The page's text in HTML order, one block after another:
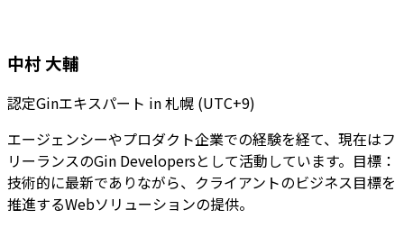
中村 大輔
認定Ginエキスパート in札幌 (UTC+9)
エージェンシーやプロダクト企業での経験を経て、現在はフ
リーランスのGin Developersとして活動しています。目標：
技術的に最新でありながら、クライアントのビジネス目標を
推進するWebソリューションの提供。